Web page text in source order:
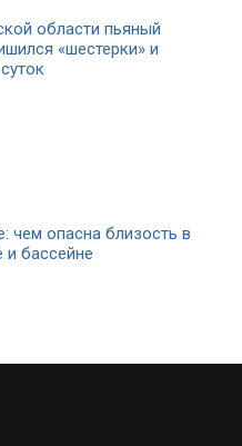
области пьяный
«шестерки» и
чем опасна близость в
и бассейне